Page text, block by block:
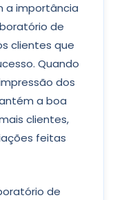
a importância
de
clientes que
Quando
dos
a boa
clientes,
feitas
de